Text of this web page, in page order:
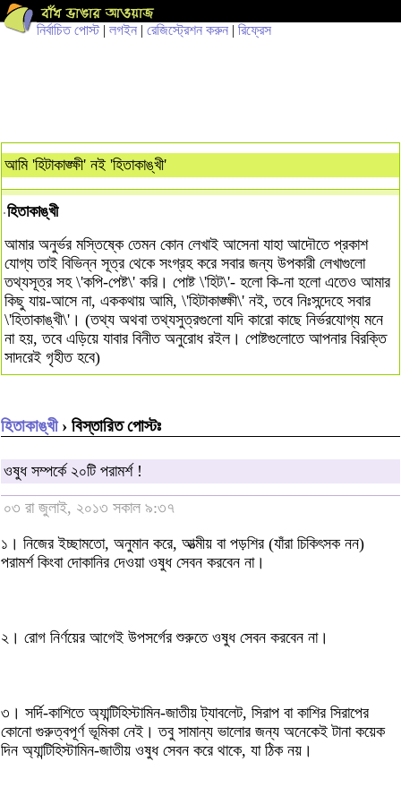
নির্বাচিত পোস্ট| লগইন | রেজিস্ট্রেশন করুন | রিফ্রেস
আমি 'হিটাকাঙ্ক্ষী' নই 'হিতাকাঙ্খী'
হিতাকাঙ্খী
আমার অনুর্ভর মস্তিষ্কে তেমন কোন লেখাই আসেনা যাহা আদৌতে প্রকাশ
যোগ্য তাই বিভিন্ন সূত্র থেকে সংগ্রহ করে সবার জন্য উপকারী লেখাগুলো
তথ্যসূত্র সহ \'কপি-পেষ্ট\' করি। পোষ্ট \'হিট\'- হলো কি-না হলো এতেও আমার
কিছু যায়-আসে না, এককথায় আমি, \'হিটাকাঙ্ক্ষী\' নই, তবে নিঃসন্দেহে সবার
\'হিতাকাঙ্খী\'। (তথ্য অথবা তথ্যসুত্রগুলো যদি কারো কাছে নির্ভরযোগ্য মনে
না হয়, তবে এড়িয়ে যাবার বিনীত অনুরোধ রইল। পোষ্টগুলোতে আপনার বিরক্তি
সাদরেই গৃহীত হবে)
হিতাকাঙ্খী› বিস্তারিত পোস্টঃ
ওষুধ সম্পর্কে ২০টি পরামর্শ !
০৩ রা জুলাই, ২০১৩ সকাল ৯:৩৭
১। নিজের ইচ্ছামতো, অনুমান করে, আত্মীয় বা পড়শির (যাঁরা চিকিৎসক নন)
পরামর্শ কিংবা দোকানির দেওয়া ওষুধ সেবন করবেন না।
২। রোগ নির্ণয়ের আগেই উপসর্গের শুরুতে ওষুধ সেবন করবেন না।
৩। সর্দি-কাশিতে অ্যান্টিহিস্টামিন-জাতীয় ট্যাবলেট, সিরাপ বা কাশির সিরাপের
কোনো গুরুত্বপূর্ণ ভূমিকা নেই। তবু সামান্য ভালোর জন্য অনেকেই টানা কয়েক
দিন অ্যান্টিহিস্টামিন-জাতীয় ওষুধ সেবন করে থাকে, যা ঠিক নয়।